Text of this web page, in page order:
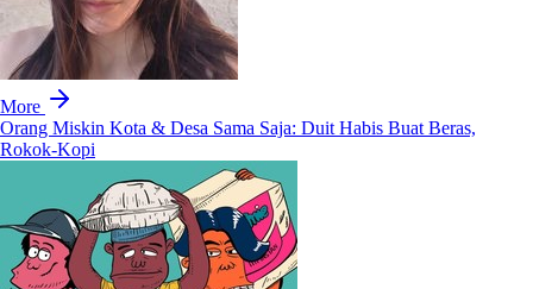
More
Orang Miskin Kota & Desa Sama Saja: Duit Habis Buat Beras,
Rokok-Kopi